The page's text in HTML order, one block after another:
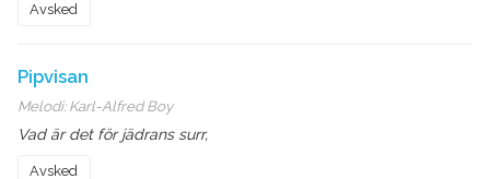
Avsked
Pipvisan
Melodi: Karl-Alfred Boy
Vad är det för jädrans surr,
Avsked